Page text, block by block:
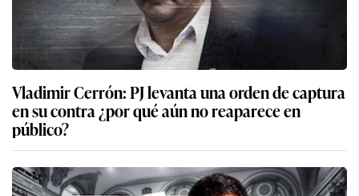
Vladimir Cerrón: PJ levanta una orden de captura
en su contra ¿por qué aún no reaparece en
público?